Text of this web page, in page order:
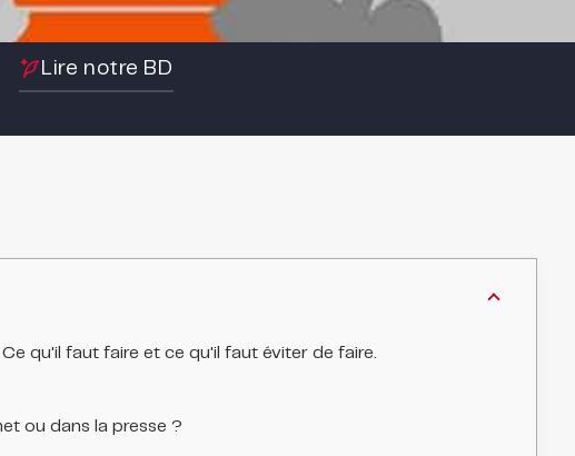
Lire notre BD
qu'il faut faire et ce qu'il faut éviter de faire.
ou dans la presse ?